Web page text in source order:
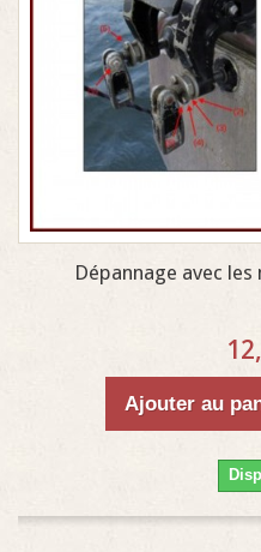
Dépannage avec
Ajouter au